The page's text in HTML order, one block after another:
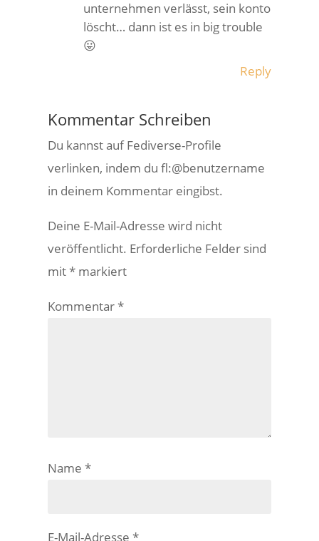
unternehmen verlässt, sein konto
löscht… dann ist es in big trouble
😛
Reply
Kommentar Schreiben
Du kannst auf Fediverse-Profile
verlinken, indem du fl:@benutzername
in deinem Kommentar eingibst.
Deine E-Mail-Adresse wird nicht
veröffentlicht. Erforderliche Felder sind
mit* markiert
Kommentar*
Name*
E-Mail-Adresse*